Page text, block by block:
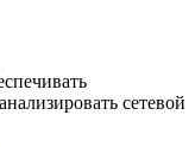
сетевой